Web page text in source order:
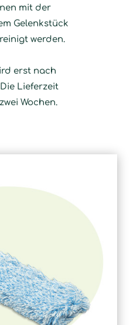
mit der
Gelenkstück
werden.
erst nach
Lieferzeit
Wochen.